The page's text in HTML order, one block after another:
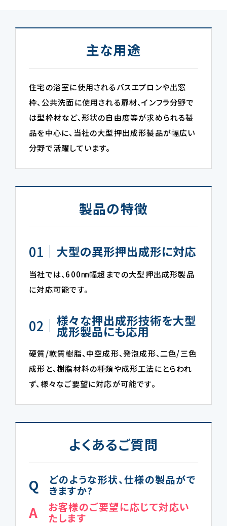
主な用途
住宅の浴室に使用されるバスエプロンや出窓
枠、公共洗面に使用される扉材、インフラ分野で
は型枠材など、形状の自由度等が求められる製
品を中心に、当社の大型押出成形製品が幅広い
分野で活躍しています。
製品の特徴
01 大型の異形押出成形に対応
当社では、600㎜幅超までの大型押出成形製品
に対応可能です。
02 様々な押出成形技術を大型
成形製品にも応用
硬質/軟質樹脂、中空成形、発泡成形、二色/三色
成形と、樹脂材料の種類や成形工法にとらわれ
ず、様々なご要望に対応が可能です。
よくあるご質問
Q
どのような形状、仕様の製品がで
きますか?
A
お客様のご要望に応じて対応い
たします